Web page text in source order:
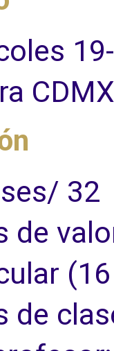
CDMX
32
de
(16
de